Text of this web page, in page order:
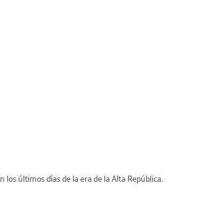
últimos días de la era de la Alta República.